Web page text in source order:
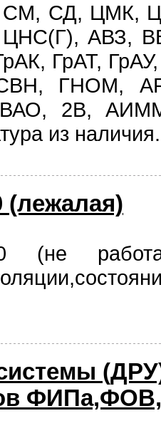
СМ, СД, ЦМК,
АВЗ,
ГрАТ,
ГНОМ, АР.
2В,
из наличия.
(лежалая)
(не
ФИПа,ФОВ,